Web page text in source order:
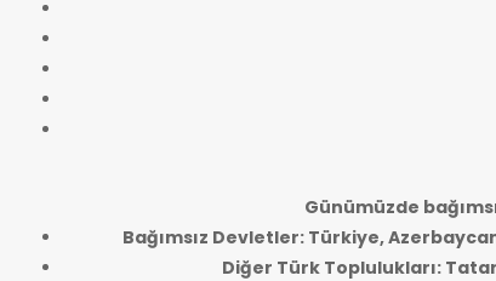
Günümüzde
Bağımsız Devletler: Türkiye,
Diğer Türk Toplulukları: